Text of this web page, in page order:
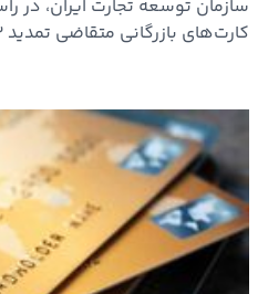
و
تجارت
راه
و
مسکن
اقتصاد
سازمان توسعه تجارت ایران، در